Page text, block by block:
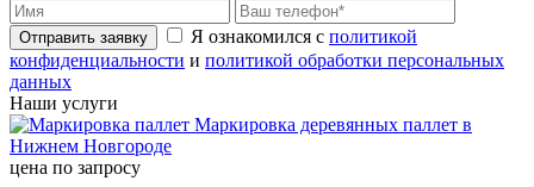
Отправить заявку Я ознакомился с политикой
конфиденциальности и политикой обработки персональных
данных
Наши услуги
Маркировка деревянных паллет в
Нижнем Новгороде
цена по запросу